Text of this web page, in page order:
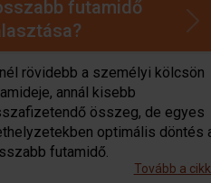
kölcsön
de egyes
optimális döntés a
Next